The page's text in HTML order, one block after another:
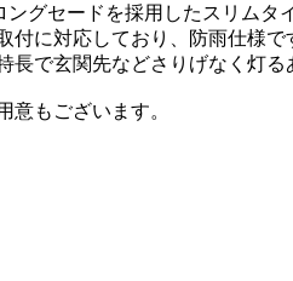
グセードを採用したスリムタ
に対応しており、防雨仕様
で玄関先などさりげなく灯る
意もございます。